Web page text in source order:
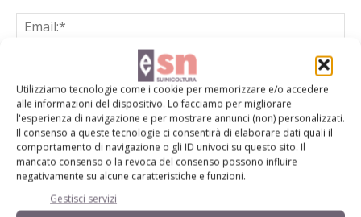
Utilizziamo tecnologie come i cookie per memorizzare e/o accedere
alle informazioni del dispositivo. Lo facciamo per migliorare
l'esperienza di navigazione e per mostrare annunci (non) personalizzati.
Il consenso a queste tecnologie ci consentirà di elaborare dati quali il
comportamento di navigazione o gli ID univoci su questo sito. Il
mancato consenso o la revoca del consenso possono influire
negativamente su alcune caratteristiche e funzioni.
Gestisci servizi
Salva il mio nome, email e sito web in questo browser per la
prossima volta che commento.